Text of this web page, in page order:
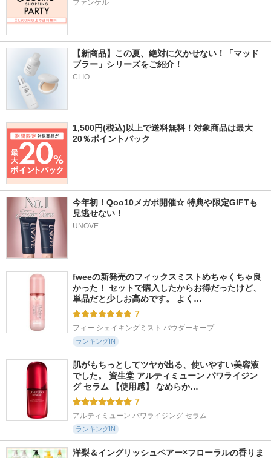
ファンケル
【新商品】この夏、絶対に欠かせない！「マッド
ブラー」シリーズをご紹介！
CLIO
1,500円(税込)以上で送料無料！対象商品は最大
20％ポイントバック
今年初！Qoo10メガポ開催☆ 特典や限定GIFTも
見逃せない！
UNOVE
fweeの新発売のフィックスミストめちゃくちゃ良
かった！ セットで購入したからお得だったけど、
単品だと少しお高めです。 よく…
7
フィー シェイキングミスト パウダーキープ
ランキングIN
肌がもちっとしてツヤが出る、使いやすい美容液
でした。 資生堂 アルティミューン パワライジン
グ セラム 【使用感】 なめらか…
7
アルティミューン パワライジング セラム
ランキングIN
洋梨＆イングリッシュペアー×フローラルの香りま